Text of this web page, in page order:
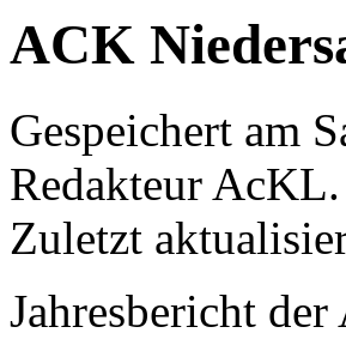
ACK
Gespeichert am
Redakteur AcKL.
Zuletzt
Jahresbericht